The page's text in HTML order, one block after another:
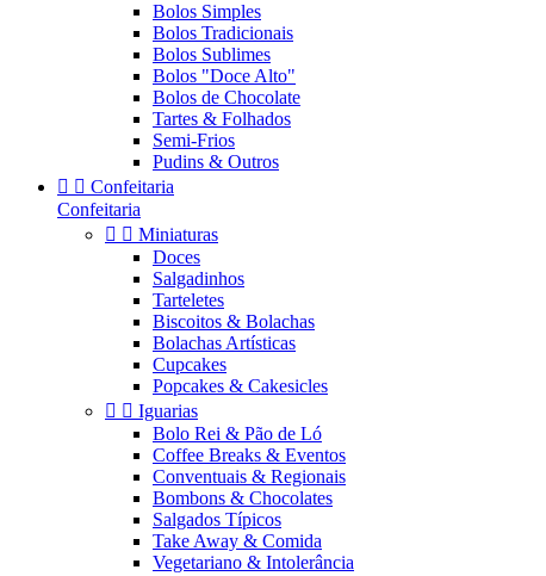
Bolos Simples
Bolos Tradicionais
Bolos Sublimes
Bolos "Doce Alto"
Bolos de Chocolate
Tartes & Folhados
Semi-Frios
Pudins & Outros
  Confeitaria
Confeitaria
  Miniaturas
Doces
Salgadinhos
Tarteletes
Biscoitos & Bolachas
Bolachas Artísticas
Cupcakes
Popcakes & Cakesicles
  Iguarias
Bolo Rei & Pão de Ló
Coffee Breaks & Eventos
Conventuais & Regionais
Bombons & Chocolates
Salgados Típicos
Take Away & Comida
Vegetariano & Intolerância